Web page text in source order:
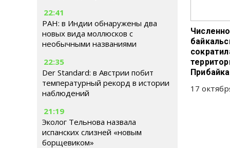
22:41
РАН: в Индии обнаружены два
новых вида моллюсков с
необычными названиями
22:35
Der Standard: в Австрии побит
температурный рекорд в истории
наблюдений
21:19
Эколог Тельнова назвала
испанских слизней «новым
борщевиком»
17